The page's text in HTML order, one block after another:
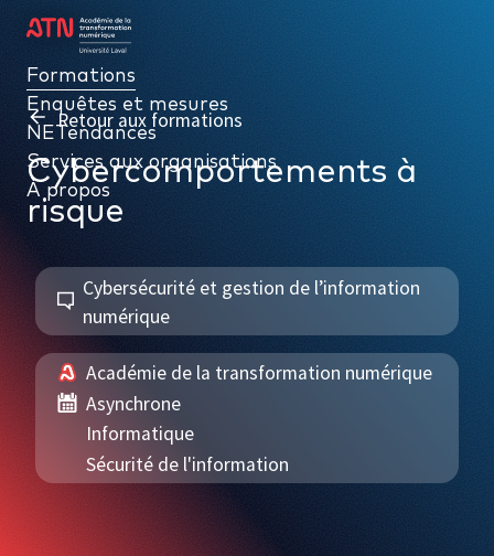
Retour aux formations
Cybercomportements à
risque
Cybersécurité et gestion de l’information
numérique
Académie de la transformation numérique
Asynchrone
Informatique
Sécurité de l'information
Formations
Enquêtes et mesures
NETendances
Services aux organisations
À propos
Formations
Enquêtes et mesures
NETendances
Services aux organisations
À propos
PAR THÉMATIQUE
Gouvernance numérique
Données, intelligence d’affaires et performance
Cybersécurité et gestion de l’information numérique